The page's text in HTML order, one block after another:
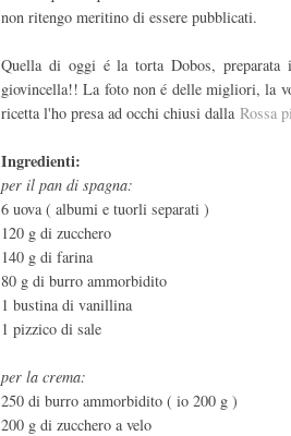
non ritengo meritino di essere pubblicati.
Quella di oggi é la torta Dobos, preparata
giovincella!! La foto non é delle migliori, la
ricetta l'ho presa ad occhi chiusi dalla Rossa
Ingredienti:
per il pan di spagna:
6 uova ( albumi e tuorli separati )
120 g di zucchero
140 g di farina
80 g di burro ammorbidito
1 bustina di vanillina
1 pizzico di sale
per la crema:
250 di burro ammorbidito ( io 200 g )
200 g di zucchero a velo